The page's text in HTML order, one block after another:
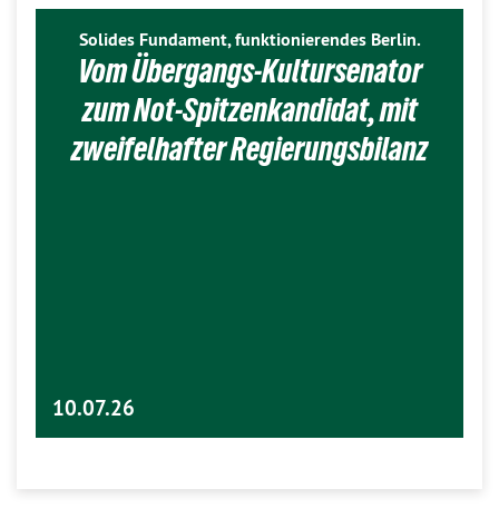
Solides Fundament, funktionierendes Berlin.
Vom Übergangs-Kultursenator
zum Not-Spitzenkandidat, mit
zweifelhafter Regierungsbilanz
10.07.26